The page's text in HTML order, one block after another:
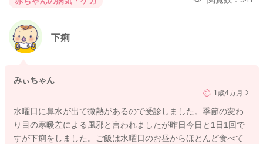
下痢
みぃちゃん
1歳4カ月
水曜日に鼻水が出て微熱があるので受診しました。季節の変わ
り目の寒暖差による風邪と言われましたが昨日今日と1日1回で
すが下痢をしました。ご飯は水曜日のお昼からほとんど食べて